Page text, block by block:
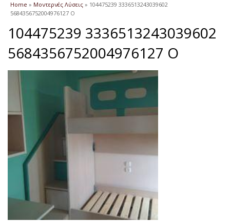
You are here
Home » Μοντερνές Λύσεις » 104475239 3336513243039602
5684356752004976127 O
104475239 3336513243039602
5684356752004976127 O